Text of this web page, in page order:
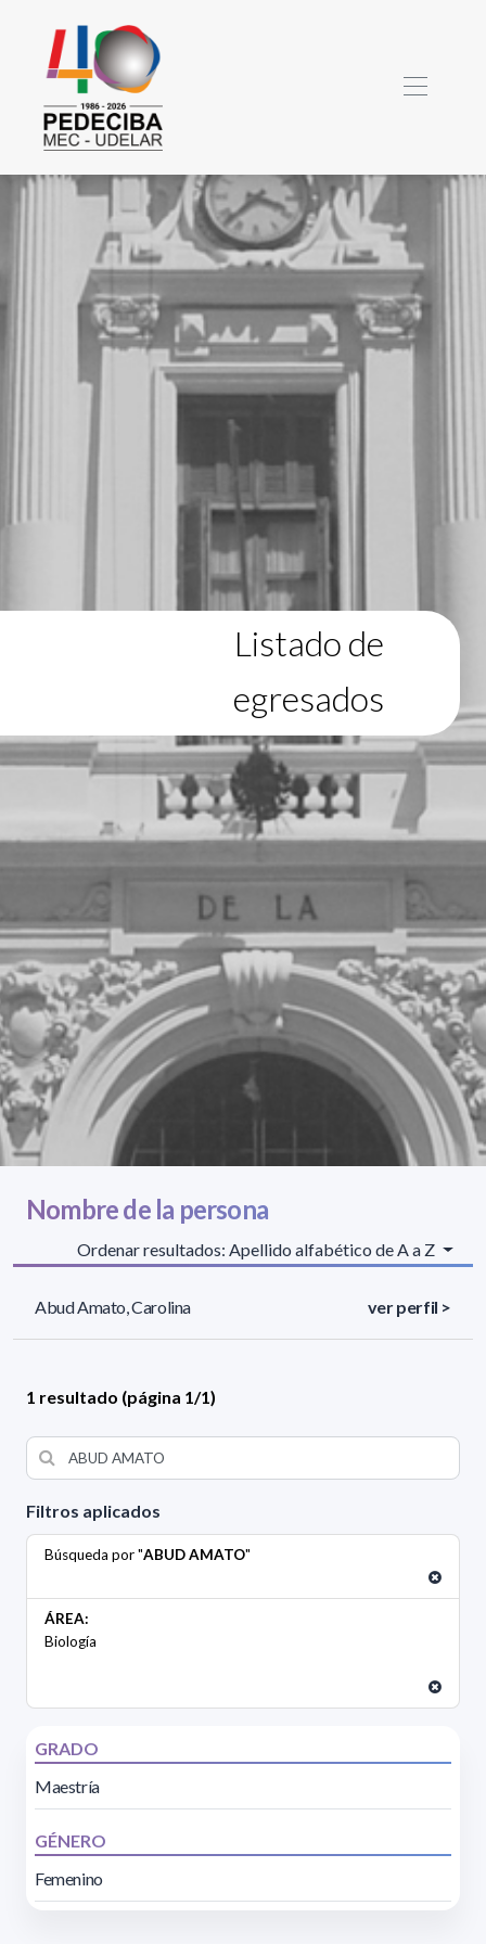
Listado de
egresados
Filtros aplicados
Búsqueda por "ABUD AMATO"
ÁREA:
Biología
GRADO
Maestría
GÉNERO
Femenino
Nombre de la persona
Ordenar resultados: Apellido alfabético de A a Z
Abud Amato, Carolina ver perfil >
1 resultado (página 1/1)